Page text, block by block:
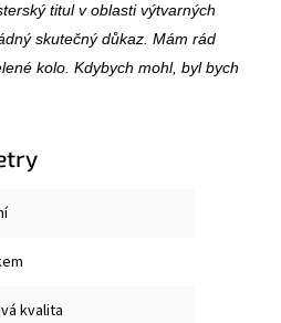
titul v oblasti výtvarných
skutečný důkaz. Mám rád
kolo. Kdybych mohl, byl bych
kvalita